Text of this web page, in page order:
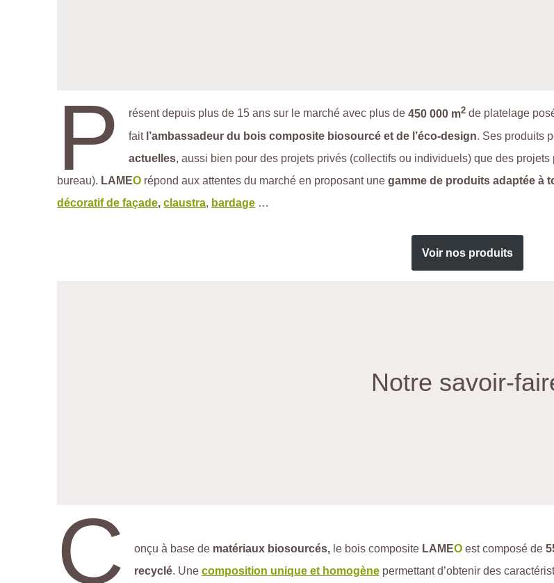
P résent depuis plus de 15 ans sur le marché avec plus de 450 000 m2 de platelage
fait l’ambassadeur du bois composite biosourcé et de l’éco-design. Ses produits
actuelles, aussi bien pour des projets privés (collectifs ou individuels) que des
bureau). LAMEO répond aux attentes du marché en proposant unegamme de produits adaptée à
décoratif de façade, claustra, bardage …
Voir nos produits
Notre savoir-
C onçu à base de matériaux biosourcés,le bois composite LAMEOest composé de
recyclé. Une composition unique et homogènepermettant d’obtenir des